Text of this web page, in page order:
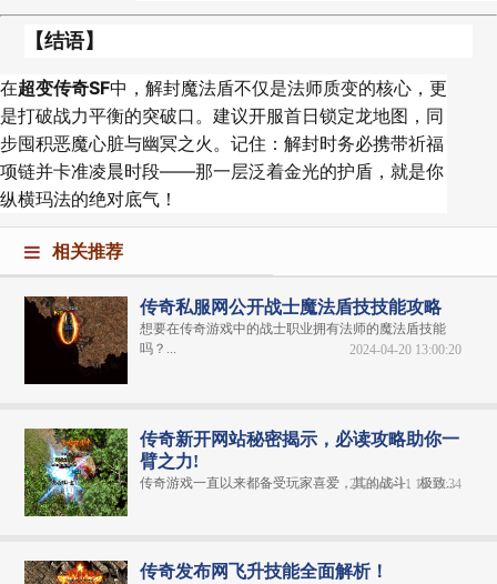
【结语】
在超变传奇SF中，解封魔法盾不仅是法师质变的核心，更
是打破战力平衡的突破口。建议开服首日锁定龙地图，同
步囤积恶魔心脏与幽冥之火。记住：解封时务必携带祈福
项链并卡准凌晨时段——那一层泛着金光的护盾，就是你
纵横玛法的绝对底气！
相关推荐
传奇私服网公开战士魔法盾技技能攻略
想要在传奇游戏中的战士职业拥有法师的魔法盾技能
吗？...
2024-04-20 13:00:20
传奇新开网站秘密揭示，必读攻略助你一
臂之力!
传奇游戏一直以来都备受玩家喜爱，其的战斗、极致...
2024-05-11 10:19:34
传奇发布网飞升技能全面解析！